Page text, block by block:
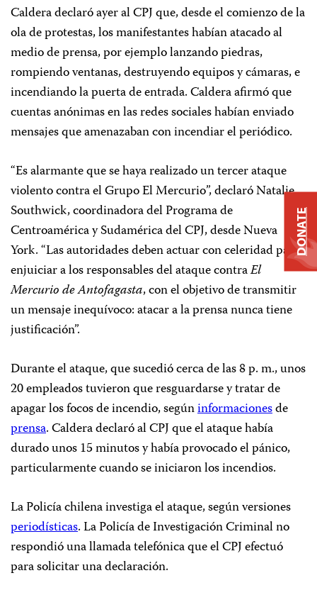
Caldera declaró ayer al CPJ que, desde el comienzo de la
ola de protestas, los manifestantes habían atacado al
medio de prensa, por ejemplo lanzando piedras,
rompiendo ventanas, destruyendo equipos y cámaras, e
incendiando la puerta de entrada. Caldera afirmó que
cuentas anónimas en las redes sociales habían enviado
mensajes que amenazaban con incendiar el periódico.
“Es alarmante que se haya realizado un tercer ataque
violento contra el Grupo El Mercurio”, declaró Natalie
Southwick, coordinadora del Programa de
Centroamérica y Sudamérica del CPJ, desde Nueva
York. “Las autoridades deben actuar con celeridad para
enjuiciar a los responsables del ataque contraEl
Mercurio de Antofagasta, con el objetivo de transmitir
un mensaje inequívoco: atacar a la prensa nunca tiene
justificación”.
Durante el ataque, que sucedió cerca de las 8 p. m., unos
20 empleados tuvieron que resguardarse y tratar de
apagar los focos de incendio, segúninformacionesde
prensa. Caldera declaró al CPJ que el ataque había
durado unos 15 minutos y había provocado el pánico,
particularmente cuando se iniciaron los incendios.
La Policía chilena investiga el ataque, según versiones
periodísticas. La Policía de Investigación Criminal no
respondió una llamada telefónica que el CPJ efectuó
para solicitar una declaración.
DONATE